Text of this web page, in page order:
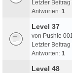
Letzter Beitrag
Antworten: 1
Level 37
von Pushie
Letzter Beitrag
Antworten: 1
Level 48